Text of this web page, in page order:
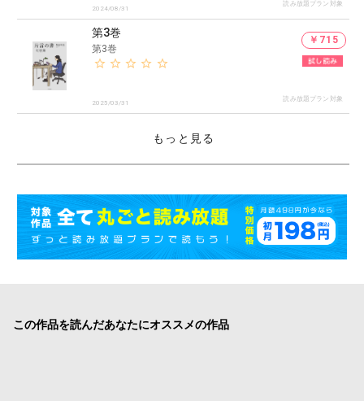
2024/08/31
読み放題プラン対象
第3巻
第3巻
2025/03/31
￥715
読み放題プラン対象
もっと見る
この作品を読んだあなたにオススメの作品